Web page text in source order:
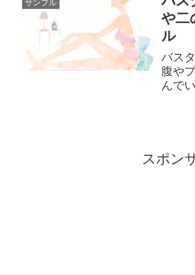
ジン
く、
サンプル
や二
ル
バス
腹や
んで
潤い
スポン